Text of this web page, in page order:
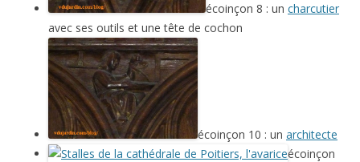
écoinçon 8 : un charcutier
avec ses outils et une tête de cochon
écoinçon 10 : un architecte
écoinçon